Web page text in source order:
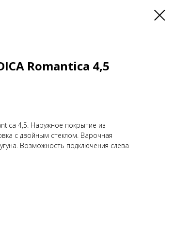
Romantica 4,5
4,5. Наружное покрытие из
с двойным стеклом. Варочная
Возможность подключения слева